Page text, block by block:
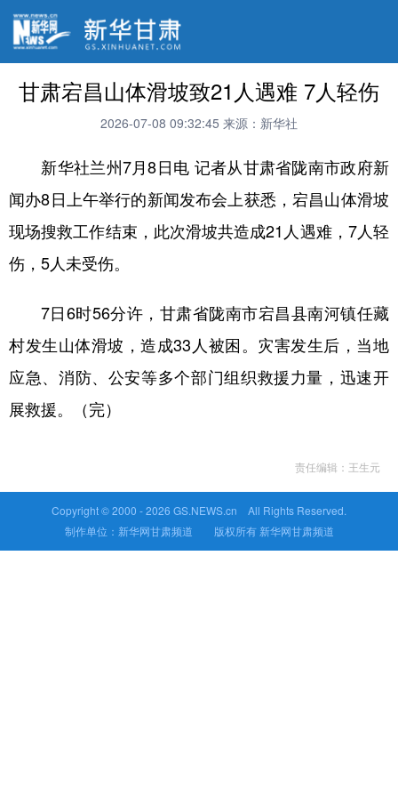
甘肃宕昌山体滑坡致21人遇难 7人轻伤
2026-07-08 09:32:45 来源：新华社
新华社兰州7月8日电 记者从甘肃省陇南市政府新
闻办8日上午举行的新闻发布会上获悉，宕昌山体滑坡
现场搜救工作结束，此次滑坡共造成21人遇难，7人轻
伤，5人未受伤。
7日6时56分许，甘肃省陇南市宕昌县南河镇任藏
村发生山体滑坡，造成33人被困。灾害发生后，当地
应急、消防、公安等多个部门组织救援力量，迅速开
展救援。（完）
责任编辑：王生元
Copyright © 2000 -2026 GS.NEWS.cn All Rights Reserved.
制作单位：新华网甘肃频道 版权所有 新华网甘肃频道